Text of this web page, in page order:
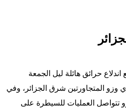
حرائق هائلة ليل الجمعة
وزو المتجاورتين شرق الجزائر، وفي
تتواصل العمليات للسيطرة على